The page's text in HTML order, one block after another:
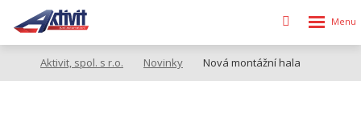
Vyhledávání
Rozbalení
Aktivit, spol. s r.o. Novinky Nová montážní hala